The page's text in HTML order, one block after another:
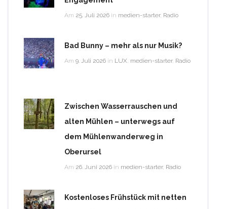
Am 25. Juli 2026 in medien-starter, Radio
Bad Bunny – mehr als nur Musik?
Am 9. Juli 2026 in LUX, medien-starter, Radio
Zwischen Wasserrauschen und
alten Mühlen – unterwegs auf
dem Mühlenwanderweg in
Oberursel
Am 26. Juni 2026 in medien-starter, Radio
Kostenloses Frühstück mit netten